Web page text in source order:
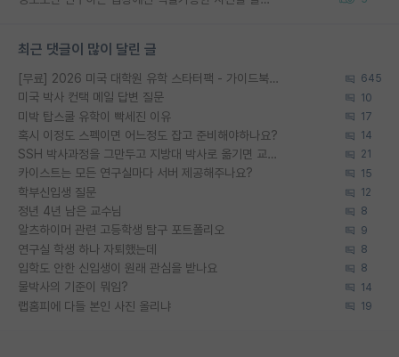
최근 댓글이 많이 달린 글
[무료] 2026 미국 대학원 유학 스타터팩 - 가이드북 & 합격자 컨택메일 템플릿 645
미국 박사 컨택 메일 답변 질문 10
미박 탑스쿨 유학이 빡세진 이유 17
혹시 이정도 스펙이면 어느정도 잡고 준비해야하나요? 14
SSH 박사과정을 그만두고 지방대 박사로 옮기면 교수의 꿈은 끝일까요? 21
카이스트는 모든 연구실마다 서버 제공해주나요? 15
학부신입생 질문 12
정년 4년 남은 교수님 8
알츠하이머 관련 고등학생 탐구 포트폴리오 9
연구실 학생 하나 자퇴했는데 8
입학도 안한 신입생이 원래 관심을 받나요 8
물박사의 기준이 뭐임? 14
랩홈피에 다들 본인 사진 올리냐 19